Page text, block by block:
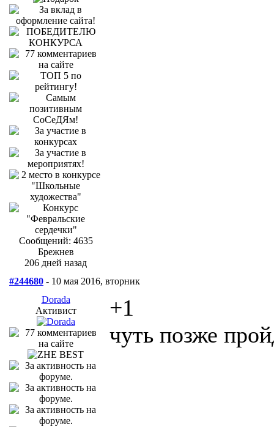
Сообщений: 4635
Брежнев
206 дней назад
#244680 - 10 мая 2016, вторник
Dorada
Активист
+1
чуть позже